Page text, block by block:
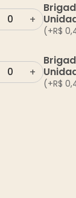
+
(+R$
+
(+R$